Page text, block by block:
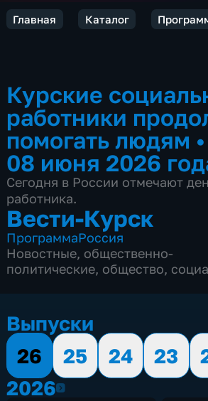
Главная Каталог
Курские
работники
помогать людям •
08 июня 2026
Сегодня в России отмечают
работника.
Вести-Курск
ПрограммаРоссия
Новостные, общественно-
политические, общество,
Выпуски
26
25 24 23
20262026